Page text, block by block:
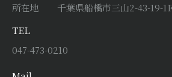
所在地 千葉県船橋市三山2-43-19-
TEL
047-473-0210